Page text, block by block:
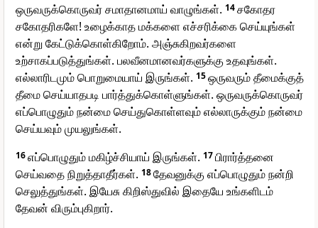
ஒருவருக்கொருவர் சமாதானமாய் வாழுங்கள். 14சகோதர
சகோதரிகளே! உழைக்காத மக்களை எச்சரிக்கை செய்யுங்கள்
என்று கேட்டுக்கொள்கிறோம். அஞ்சுகிறவர்களை
உற்சாகப்படுத்துங்கள். பலவீனமானவர்களுக்கு உதவுங்கள்.
எல்லாரிடமும் பொறுமையாய் இருங்கள். 15ஒருவரும் தீமைக்குத்
தீமை செய்யாதபடி பார்த்துக்கொள்ளுங்கள். ஒருவருக்கொருவர்
எப்பொழுதும் நன்மை செய்துகொள்ளவும் எல்லாருக்கும் நன்மை
செய்யவும் முயலுங்கள்.
16எப்பொழுதும் மகிழ்ச்சியாய் இருங்கள். 17பிரார்த்தனை
செய்வதை நிறுத்தாதீர்கள். 18தேவனுக்கு எப்பொழுதும் நன்றி
செலுத்துங்கள். இயேசு கிறிஸ்துவில் இதையே உங்களிடம்
தேவன் விரும்புகிறார்.